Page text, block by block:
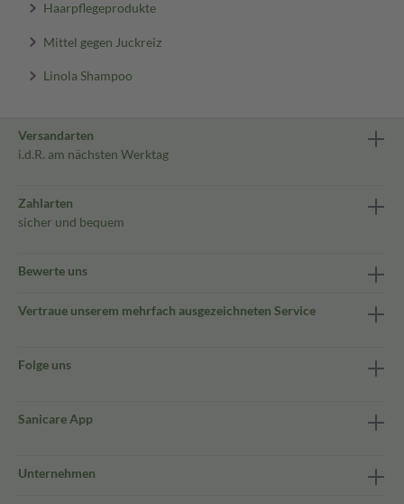
Haarpflegeprodukte
Mittel gegen Juckreiz
Linola Shampoo
Versandarten
i.d.R. am nächsten Werktag
Zahlarten
sicher und bequem
Bewerte uns
Vertraue unserem mehrfach ausgezeichneten Service
Folge uns
Sanicare App
Unternehmen